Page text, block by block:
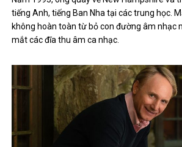
tiếng Anh, tiếng Ban Nha tại các trung học.
không hoàn toàn từ bỏ con đường âm nhạc
mắt các đĩa thu âm ca nhạc.